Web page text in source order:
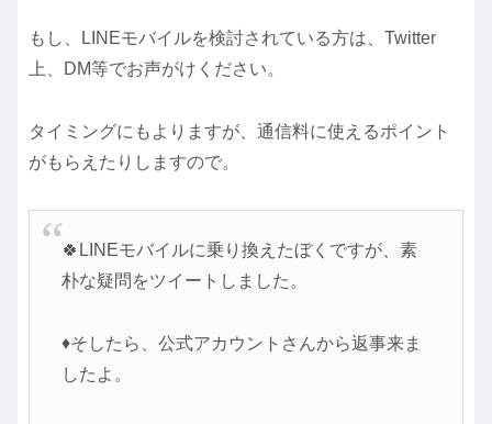
もし、LINEモバイルを検討されている方は、Twitter
上、DM等でお声がけください。
タイミングにもよりますが、通信料に使えるポイント
がもらえたりしますので。
🍀LINEモバイルに乗り換えたぼくですが、素
朴な疑問をツイートしました。
♦そしたら、公式アカウントさんから返事来ま
したよ。